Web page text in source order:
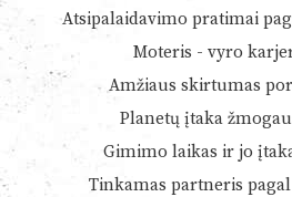
Atsipalaidavimo pratimai
Moteris - vyro
Amžiaus skirtumas
Planetų įtaka
Gimimo laikas ir jo
Tinkamas partneris